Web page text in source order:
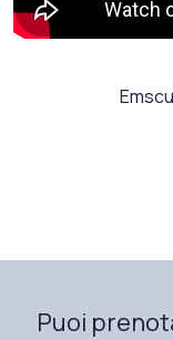
Puoi